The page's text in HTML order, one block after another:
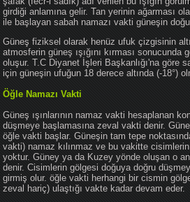
girdiği anlamına gelir. Tan yerinin ağarması
ile başlayan sabah namazı vakti güneşin
Güneş fiziksel olarak henüz ufuk çizgisinin
atmosferin güneş ışığını kırması sonucunda
oluşur. T.C Diyanet İşleri Başkanlığı'na göre
için güneşin ufuğun 18 derece altında (-18°)
Öğle Namazı Vakti
Güneş ışınlarının namaz vakti hesaplanan
düşmeye başlamasına zeval vakti denir.
öğle vakti başlar. Güneşin tam tepe
vakti) namaz kılınmaz ve bu vakitte
yoktur. Güney ya da Kuzey yönde oluşan o
denir. Cisimlerin gölgesi doğuya doğru
girmiş olur. öğle vakti herhangi bir cismin
zeval hariç) ulaştığı vakte kadar devam eder.